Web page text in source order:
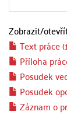
Zobrazit/
Text práce
Příloha
Posudek
Posudek
Záznam o